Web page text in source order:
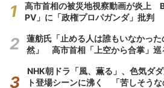
高市首相の被災地視察動画が炎上
PV」に「政権プロパガンダ」批判
蓮舫氏「止める人は誰もいなかっ
然」 高市首相「上空から合掌」巡
NHK朝ドラ「風、薫る」、色気ダ
ト登場シーンに沸く 「苦しそう